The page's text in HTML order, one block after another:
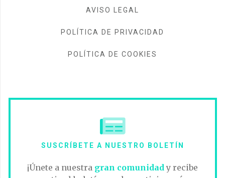
AVISO LEGAL
POLÍTICA DE PRIVACIDAD
POLÍTICA DE COOKIES
SUSCRÍBETE A NUESTRO BOLETÍN
¡Únete a nuestra gran comunidad y recibe